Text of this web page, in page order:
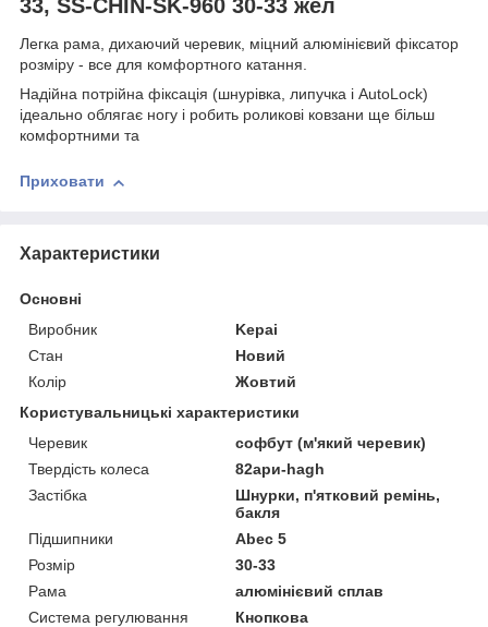
33, SS-CHIN-SK-960 30-33 жел
Легка рама, дихаючий черевик, міцний алюмінієвий фіксатор
розміру - все для комфортного катання.
Надійна потрійна фіксація (шнурівка, липучка і AutoLock)
ідеально облягає ногу і робить роликові ковзани ще більш
комфортними та
Приховати
Характеристики
Основні
Виробник
Kepai
Стан
Новий
Колір
Жовтий
Користувальницькі характеристики
Черевик
софбут (м'який черевик)
Твердість колеса
82ари-hagh
Застібка
Шнурки, п'ятковий ремінь,
бакля
Підшипники
Abec 5
Розмір
30-33
Рама
алюмінієвий сплав
Система регулювання
Кнопкова